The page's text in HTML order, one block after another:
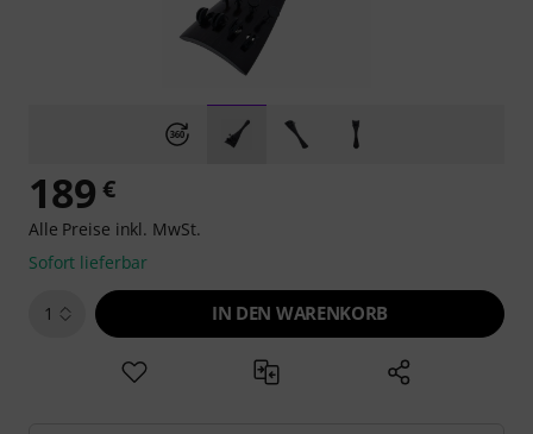
189 €
Alle Preise inkl. MwSt.
Sofort lieferbar
1 IN DEN WARENKORB